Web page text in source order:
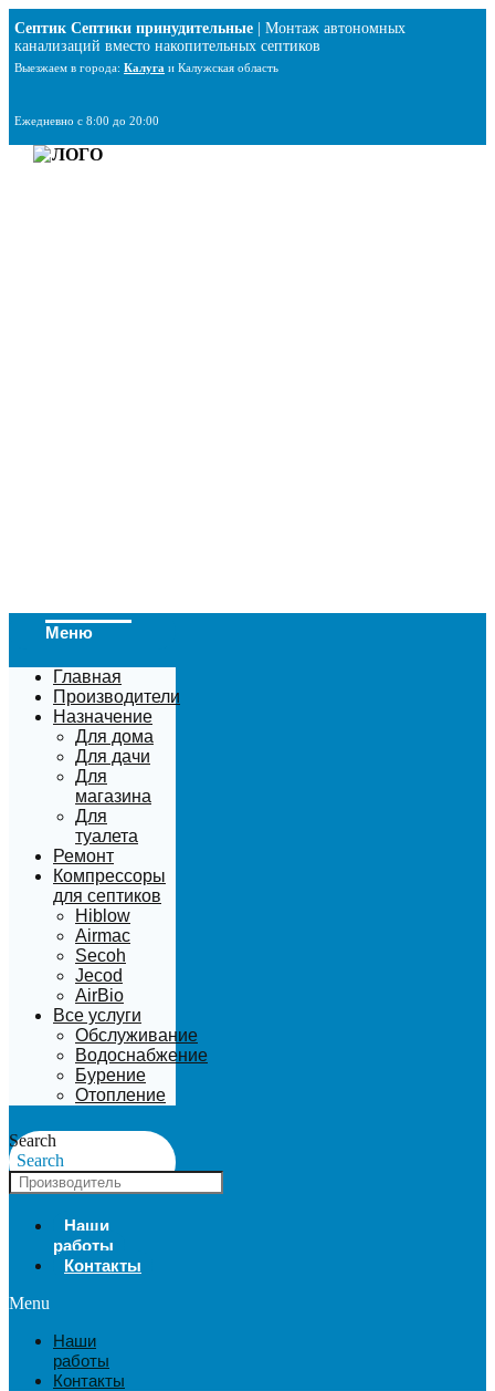
к
содержимому
Септик Септики принудительные | Монтаж автономных
канализаций вместо накопительных септиков
Выезжаем в города: Калуга и Калужская область
Ежедневно с 8:00 до 20:00
Меню
Главная
Производители
Назначение
Для дома
Для дачи
Для
магазина
Для
туалета
Ремонт
Компрессоры
для септиков
Hiblow
Airmac
Secoh
Jecod
AirBio
Все услуги
Обслуживание
Водоснабжение
Бурение
Отопление
Search
Search
Наши
работы
Контакты
Menu
Наши
работы
Контакты